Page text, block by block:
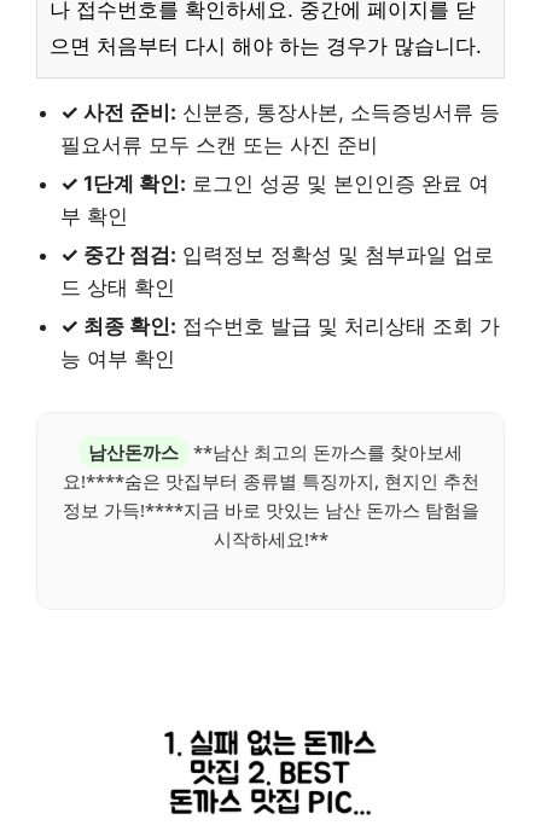
나 접수번호를 확인하세요. 중간에 페이지를 닫
으면 처음부터 다시 해야 하는 경우가 많습니다.
✓ 사전 준비: 신분증, 통장사본, 소득증빙서류 등
필요서류 모두 스캔 또는 사진 준비
✓ 1단계 확인: 로그인 성공 및 본인인증 완료 여
부 확인
✓ 중간 점검: 입력정보 정확성 및 첨부파일 업로
드 상태 확인
✓ 최종 확인: 접수번호 발급 및 처리상태 조회 가
능 여부 확인
남산돈까스 **남산 최고의 돈까스를 찾아보세
요!****숨은 맛집부터 종류별 특징까지, 현지인 추천
정보 가득!****지금 바로 맛있는 남산 돈까스 탐험을
시작하세요!**